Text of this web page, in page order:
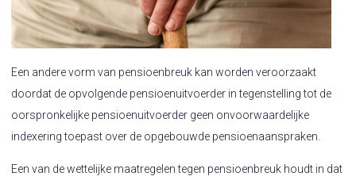
Een andere vorm van pensioenbreuk kan worden veroorzaakt
doordat de opvolgende pensioenuitvoerder in tegenstelling tot de
oorspronkelijke pensioenuitvoerder geen onvoorwaardelijke
indexering toepast over de opgebouwde pensioenaanspraken.
Een van de wettelijke maatregelen tegen pensioenbreuk houdt in dat